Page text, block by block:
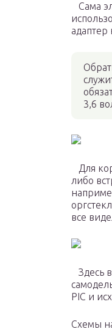
Сама
адаптер
3,6
Для
либо
все
Здесь
PIC и
Схемы